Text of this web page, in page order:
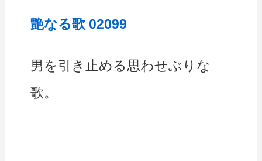
艶なる歌 02099
男を引き止める思わせぶりな
歌。